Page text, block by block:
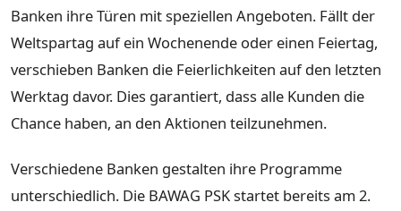
Banken ihre Türen mit speziellen Angeboten. Fällt der
Weltspartag auf ein Wochenende oder einen Feiertag,
verschieben Banken die Feierlichkeiten auf den letzten
Werktag davor. Dies garantiert, dass alle Kunden die
Chance haben, an den Aktionen teilzunehmen.
Verschiedene Banken gestalten ihre Programme
unterschiedlich. Die BAWAG PSK startet bereits am 2.